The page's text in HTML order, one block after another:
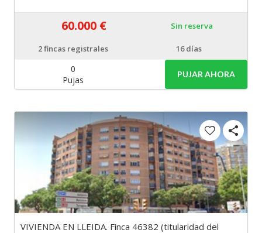
60.000 € Sin reserva
2fincas registrales 16 días
0
Pujas
PUJAR AHORA
VIVIENDA EN LLEIDA. Finca 46382 (titularidad del